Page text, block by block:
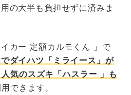
の大半も負担せずに済みま
カー 定額カルモくん 」で
ダイハツ「ミライース」が
気のスズキ「ハスラー 」も
できます。